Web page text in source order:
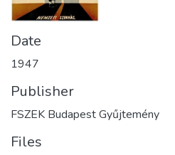
Date
1947
Publisher
FSZEK Budapest Gyűjtemény
Files